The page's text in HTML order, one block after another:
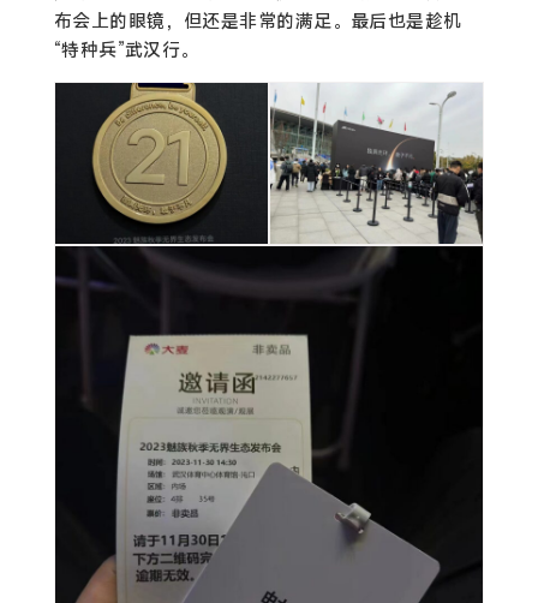
布会上的眼镜，但还是非常的满足。最后也是趁机
“特种兵”武汉行。